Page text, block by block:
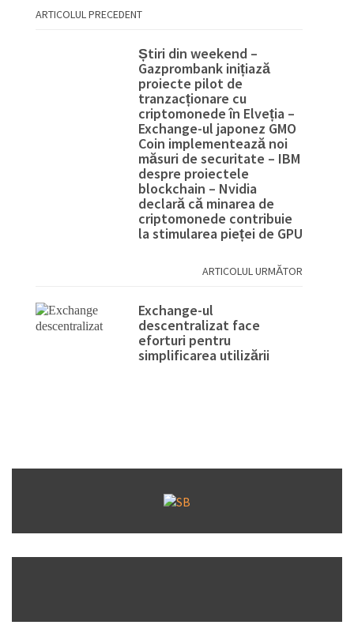
ARTICOLUL PRECEDENT
Știri din weekend –
Gazprombank inițiază
proiecte pilot de
tranzacționare cu
criptomonede în Elveția –
Exchange-ul japonez GMO
Coin implementează noi
măsuri de securitate – IBM
despre proiectele
blockchain – Nvidia
declară că minarea de
criptomonede contribuie
la stimularea pieței de GPU
ARTICOLUL URMĂTOR
Exchange-ul
descentralizat face
eforturi pentru
simplificarea utilizării